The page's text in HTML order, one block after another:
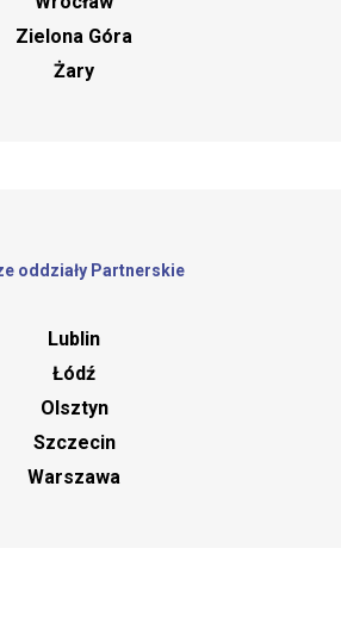
Zielona Góra
Żary
oddziały Partnerskie
Lublin
Łódź
Olsztyn
Szczecin
Warszawa